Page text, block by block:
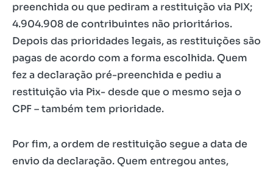
preenchida ou que pediram a restituição via PIX;
4.904.908 de contribuintes não prioritários.
Depois das prioridades legais, as restituições são
pagas de acordo com a forma escolhida. Quem
fez a declaração pré-preenchida e pediu a
restituição via Pix- desde que o mesmo seja o
CPF – também tem prioridade.
Por fim, a ordem de restituição segue a data de
envio da declaração. Quem entregou antes,